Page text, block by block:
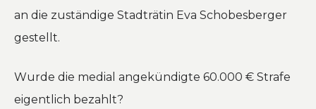
an die zuständige Stadträtin Eva Schobesberger
gestellt.
Wurde die medial angekündigte 60.000 € Strafe
eigentlich bezahlt?